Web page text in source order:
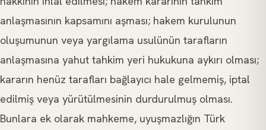
anlaşmasının kapsamını aşması; hakem kurulunun
oluşumunun veya yargılama usulünün tarafların
anlaşmasına yahut tahkim yeri hukukuna aykırı olması;
kararın henüz tarafları bağlayıcı hale gelmemiş, iptal
edilmiş veya yürütülmesinin durdurulmuş olması.
Bunlara ek olarak mahkeme, uyuşmazlığın Türk